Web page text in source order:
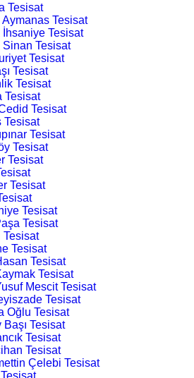
Tesisat
Aymanas Tesisat
İhsaniye Tesisat
Sinan Tesisat
Tesisat
Tesisat
Tesisat
Tesisat
Tesisat
Tesisat
Tesisat
Tesisat
Tesisat
Tesisat
Tesisat
Tesisat
Tesisat
Tesisat
Tesisat
Tesisat
Mescit Tesisat
Tesisat
Oğlu Tesisat
Başı Tesisat
Tesisat
Tesisat
Çelebi Tesisat